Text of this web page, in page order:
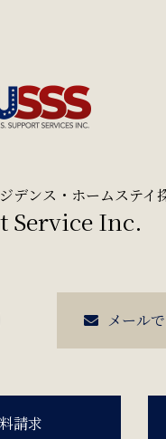
デンス・ホームステイ
Service Inc.
メール
請求